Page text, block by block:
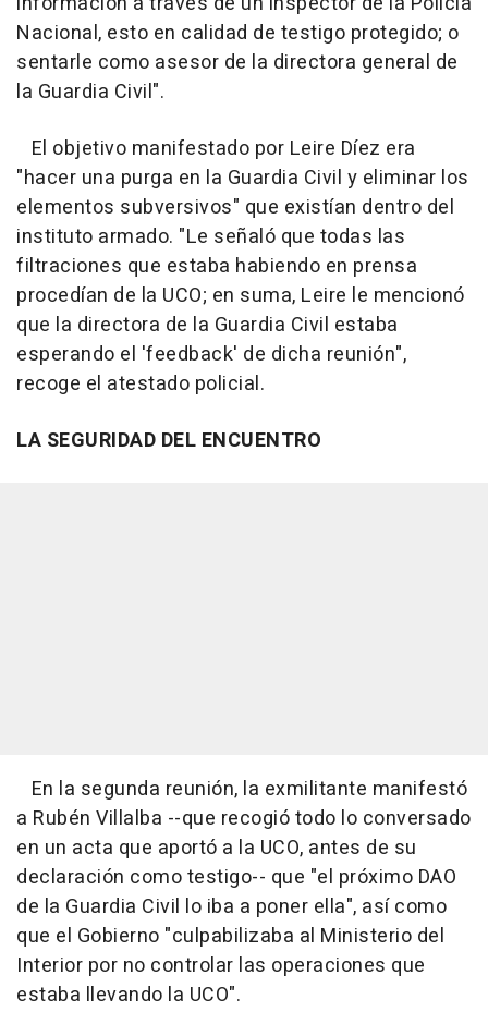
Nacional, esto en calidad de testigo protegido; o
sentarle como asesor de la directora general de
la Guardia Civil".
El objetivo manifestado por Leire Díez era
"hacer una purga en la Guardia Civil y eliminar los
elementos subversivos" que existían dentro del
instituto armado. "Le señaló que todas las
filtraciones que estaba habiendo en prensa
procedían de la UCO; en suma, Leire le mencionó
que la directora de la Guardia Civil estaba
esperando el 'feedback' de dicha reunión",
recoge el atestado policial.
LA SEGURIDAD DEL ENCUENTRO
En la segunda reunión, la exmilitante manifestó
a Rubén Villalba --que recogió todo lo conversado
en un acta que aportó a la UCO, antes de su
declaración como testigo-- que "el próximo DAO
de la Guardia Civil lo iba a poner ella", así como
que el Gobierno "culpabilizaba al Ministerio del
Interior por no controlar las operaciones que
estaba llevando la UCO".